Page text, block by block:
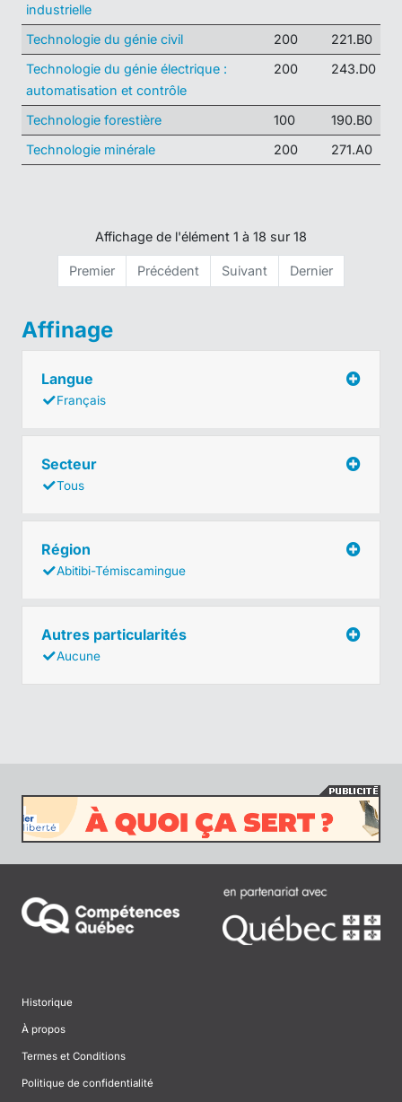
industrielle
Technologie du génie civil 200
221.B0
Technologie du génie électrique :
automatisation et contrôle
200 243.D0
Technologie forestière 100
190.B0
Technologie minérale
200 271.A0
Affichage de l'élément 1 à 18 sur 18
Premier Précédent Suivant Dernier
Affinage
Langue
Français
Secteur
Tous
Région
Abitibi-Témiscamingue
Autres particularités
Aucune
Historique
À propos
Termes et Conditions
Politique de confidentialité